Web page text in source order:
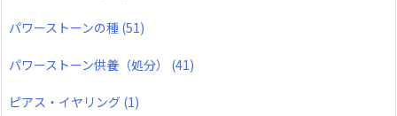
パワーストーンの種 (51)
パワーストーン供養（処分） (41)
ピアス・イヤリング (1)